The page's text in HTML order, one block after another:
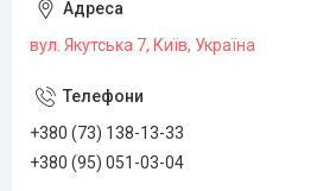
вул. Якутська 7, Київ, Україна
+380 (73) 138-13-33
+380 (95) 051-03-04